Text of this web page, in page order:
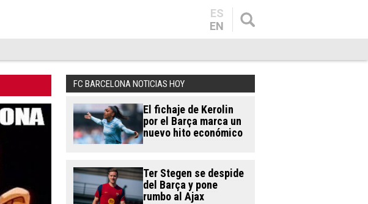
ES
EN
FC BARCELONA NOTICIAS HOY
El fichaje de Kerolin
por el Barça marca un
nuevo hito económico
Ter Stegen se despide
del Barça y pone
rumbo al Ajax